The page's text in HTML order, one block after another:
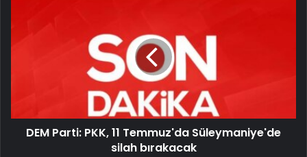
DEM Parti: PKK, 11 Temmuz'da Süleymaniye'de
silah bırakacak